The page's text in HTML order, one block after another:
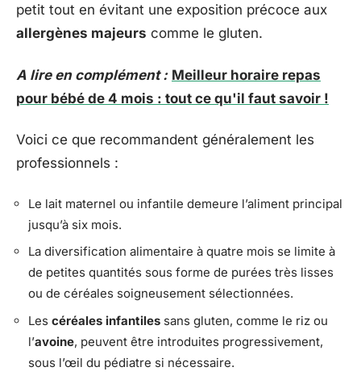
petit tout en évitant une exposition précoce aux
allergènes majeurs comme le gluten.
A lire en complément : Meilleur horaire repas
pour bébé de 4 mois : tout ce qu'il faut savoir !
Voici ce que recommandent généralement les
professionnels :
Le lait maternel ou infantile demeure l’aliment principal
jusqu’à six mois.
La diversification alimentaire à quatre mois se limite à
de petites quantités sous forme de purées très lisses
ou de céréales soigneusement sélectionnées.
Les céréales infantiles sans gluten, comme le riz ou
l’avoine, peuvent être introduites progressivement,
sous l’œil du pédiatre si nécessaire.